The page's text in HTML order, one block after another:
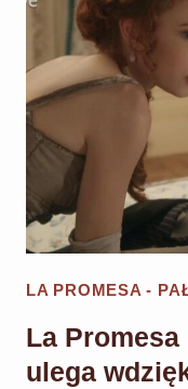
LA PROMESA -
La
ulega